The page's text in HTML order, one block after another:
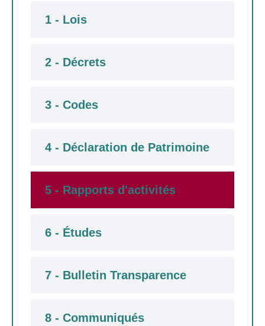
1 - Lois
2 - Décrets
3 - Codes
4 - Déclaration de Patrimoine
5 - Rapports d'activités
6 - Études
7 - Bulletin Transparence
8 - Communiqués